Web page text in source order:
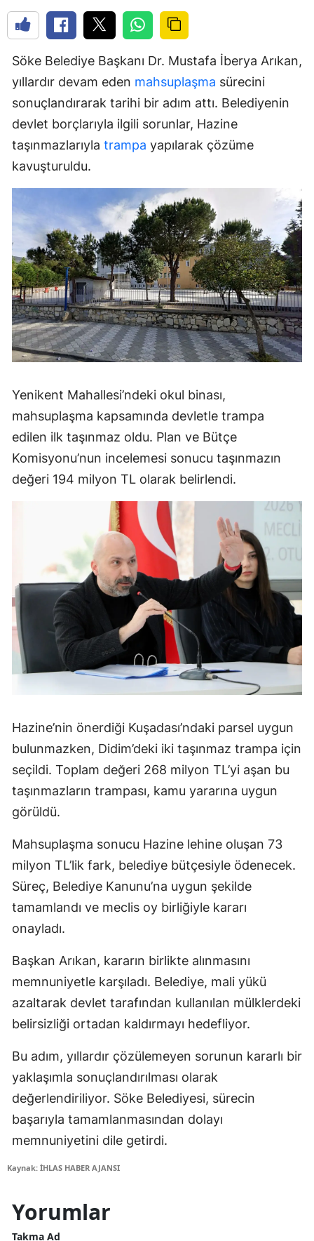
Söke Belediye Başkanı Dr. Mustafa İberya Arıkan,
yıllardır devam eden mahsuplaşma sürecini
sonuçlandırarak tarihi bir adım attı. Belediyenin
devlet borçlarıyla ilgili sorunlar, Hazine
taşınmazlarıyla trampa yapılarak çözüme
kavuşturuldu.
Yenikent Mahallesi’ndeki okul binası,
mahsuplaşma kapsamında devletle trampa
edilen ilk taşınmaz oldu. Plan ve Bütçe
Komisyonu’nun incelemesi sonucu taşınmazın
değeri 194 milyon TL olarak belirlendi.
Hazine’nin önerdiği Kuşadası’ndaki parsel uygun
bulunmazken, Didim’deki iki taşınmaz trampa için
seçildi. Toplam değeri 268 milyon TL’yi aşan bu
taşınmazların trampası, kamu yararına uygun
görüldü.
Mahsuplaşma sonucu Hazine lehine oluşan 73
milyon TL’lik fark, belediye bütçesiyle ödenecek.
Süreç, Belediye Kanunu’na uygun şekilde
tamamlandı ve meclis oy birliğiyle kararı
onayladı.
Başkan Arıkan, kararın birlikte alınmasını
memnuniyetle karşıladı. Belediye, mali yükü
azaltarak devlet tarafından kullanılan mülklerdeki
belirsizliği ortadan kaldırmayı hedefliyor.
Bu adım, yıllardır çözülemeyen sorunun kararlı bir
yaklaşımla sonuçlandırılması olarak
değerlendiriliyor. Söke Belediyesi, sürecin
başarıyla tamamlanmasından dolayı
memnuniyetini dile getirdi.
Kaynak: İHLAS HABER AJANSI
Yorumlar
Takma Ad